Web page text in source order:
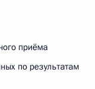
приёма
по результатам